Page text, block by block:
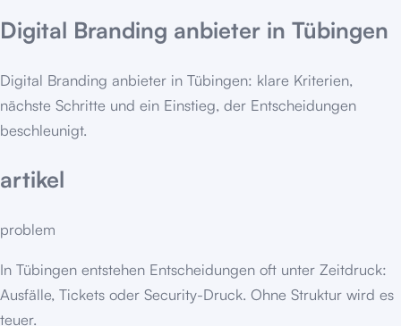
Digital Branding anbieter in Tübingen
Digital Branding anbieter in Tübingen: klare Kriterien,
nächste Schritte und ein Einstieg, der Entscheidungen
beschleunigt.
artikel
problem
In Tübingen entstehen Entscheidungen oft unter Zeitdruck:
Ausfälle, Tickets oder Security-Druck. Ohne Struktur wird es
teuer.